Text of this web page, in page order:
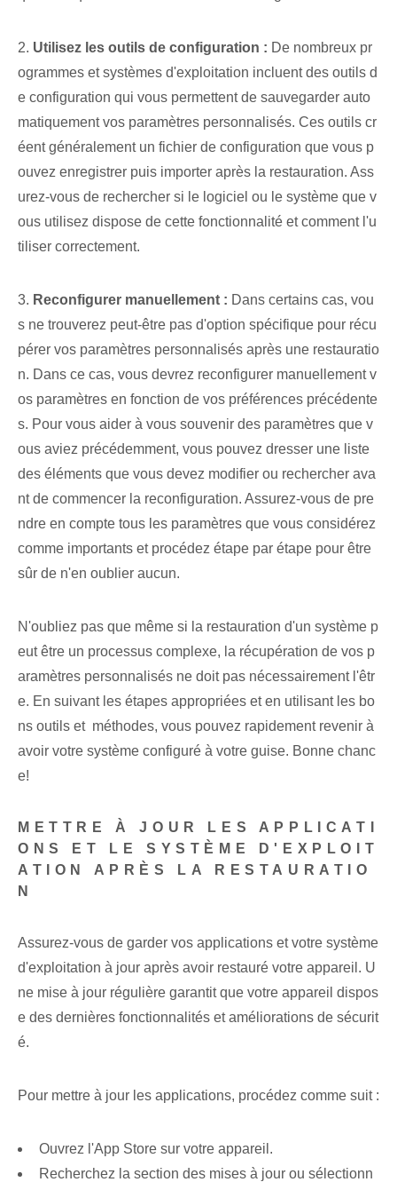
2. Utilisez les outils de configuration : De nombreux pr
ogrammes et systèmes d'exploitation incluent des outils d
e configuration qui vous permettent de sauvegarder auto
matiquement vos paramètres personnalisés. Ces outils cr
éent généralement un fichier de configuration que vous p
ouvez enregistrer puis importer après la restauration. Ass
urez-vous de rechercher si le logiciel ou le système que v
ous utilisez dispose de cette fonctionnalité et comment l'u
tiliser correctement.
3. Reconfigurer manuellement : Dans certains cas, vou
s ne trouverez peut-être pas d'option spécifique pour récu
pérer vos paramètres personnalisés après une restauratio
n. ⁢Dans ce‌ cas⁤, vous devrez reconfigurer manuellement v
os paramètres en fonction de vos préférences précédente
s. Pour vous aider à vous souvenir des paramètres que v
ous aviez précédemment, vous pouvez dresser une liste
des éléments que vous devez modifier ou rechercher ava
nt de commencer la reconfiguration. Assurez-vous de pre
ndre en compte tous les paramètres que vous considérez
comme importants et procédez étape par étape pour être
sûr de n'en oublier aucun.
N'oubliez pas que même si la restauration d'un système p
eut être un processus complexe, la récupération de vos p
aramètres personnalisés ne doit pas nécessairement l'êtr
e. En suivant⁤ les étapes appropriées⁢ et en utilisant les bo
ns outils et ⁢ méthodes, vous pouvez rapidement revenir à ⁢
avoir votre système configuré à votre guise. Bonne chanc
e!
METTRE À JOUR LES APPLICATI
ONS ET LE SYSTÈME D'EXPLOIT
ATION APRÈS LA RESTAURATIO
N
Assurez-vous de garder vos applications et votre système
d'exploitation à jour après avoir restauré votre ⁢appareil. U
ne mise à jour régulière garantit que votre appareil dispos
e des dernières fonctionnalités et améliorations de sécurit
é.
Pour mettre à jour les applications, procédez comme suit :
Ouvrez l'App Store sur votre appareil.
Recherchez la section des mises à jour ou sélectionn